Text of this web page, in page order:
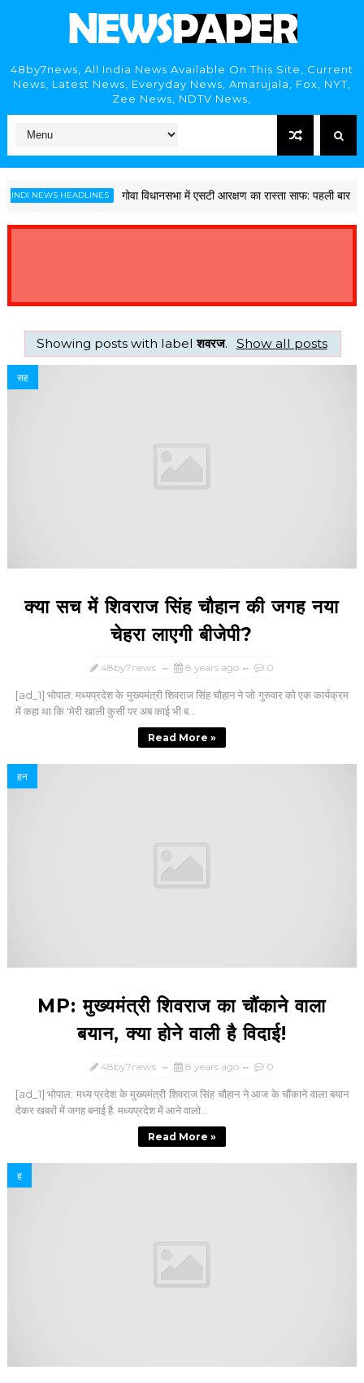
48by7news, All India News Available On This Site, Current
News, Latest News, Everyday News, Amarujala, Fox, NYT,
Zee News, NDTV News,
NEWS HEADLINES गोवा विधानसभा में एसटी आरक्षण का रास्ता साफ: पहली बार चार
Showing posts with labelशवरज. Show all posts
सह
क्या सच में शिवराज सिंह चौहान की जगह नया
चेहरा लाएगी बीजेपी?
48by7news 8 years ago 0
[ad_1] भोपाल: मध्यप्रदेश के मुख्यमंत्री शिवराज सिंह चौहान ने जो गुरुवार को एक कार्यक्रम
में कहा था कि 'मेरी खाली कुर्सी पर अब काई भी ब...
Read More »
हन
MP: मुख्‍यमंत्री शिवराज का चौंकाने वाला
बयान, क्‍या होने वाली है विदाई!
48by7news 8 years ago 0
[ad_1] भोपाल: मध्य प्रदेश के मुख्यमंत्री शिवराज सिंह चौहान ने आज के चौंकाने वाला बयान
देकर खबरों में जगह बनाई है. मध्‍यप्रदेश में आने वालो...
Read More »
ह